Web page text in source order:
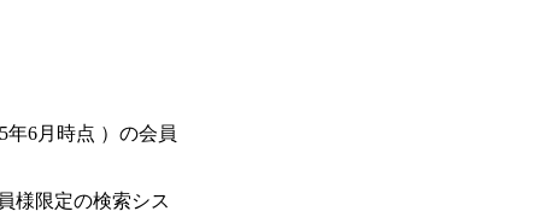
年6月時点 ）の会員
様限定の検索シス